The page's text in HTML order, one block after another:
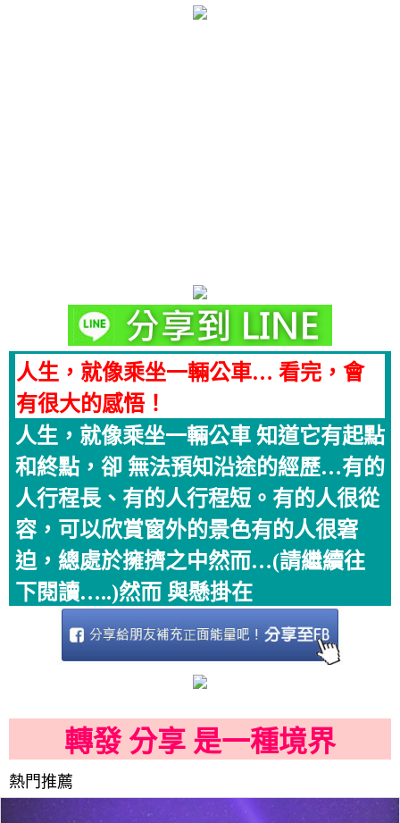
人生，就像乘坐一輛公車… 看完，會
有很大的感悟！
人生，就像乘坐一輛公車 知道它有起點
和終點，卻 無法預知沿途的經歷…有的
人行程長、有的人行程短。有的人很從
容，可以欣賞窗外的景色有的人很窘
迫，總處於擁擠之中然而…(請繼續往
下閱讀…..)然而 與懸掛在
轉發 分享 是一種境界
熱門推薦